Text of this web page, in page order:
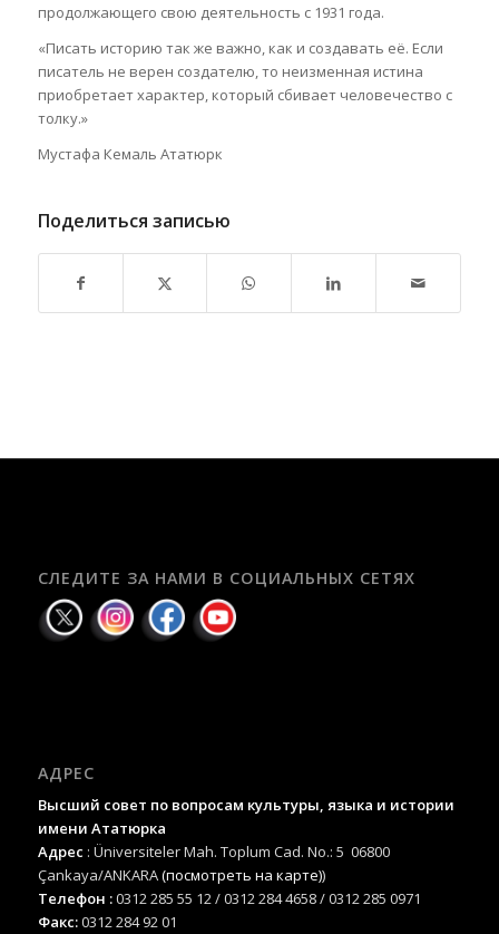
продолжающего свою деятельность с 1931 года.
«Писать историю так же важно, как и создавать её. Если
писатель не верен создателю, то неизменная истина
приобретает характер, который сбивает человечество с
толку.»
Мустафа Кемаль Ататюрк
Поделиться записью
СЛЕДИТЕ ЗА НАМИ В СОЦИАЛЬНЫХ СЕТЯХ
АДРЕС
Высший совет по вопросам культуры, языка и истории
имени Ататюрка
Адрес : Üniversiteler Mah. Toplum Cad. No.: 5 06800
Çankaya/ANKARA(посмотреть на карте))
Телефон :0312 285 55 12 / 0312 284 4658 / 0312 285 0971
Факс:0312 284 92 01